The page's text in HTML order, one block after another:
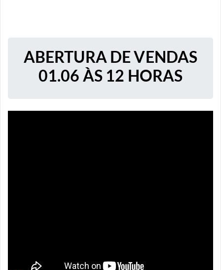
ABERTURA DE VENDAS
01.06 ÀS 12 HORAS